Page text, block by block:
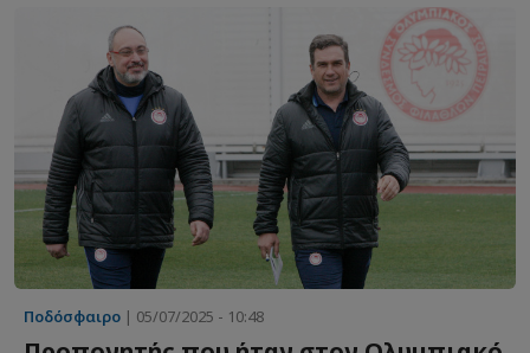
Ποδόσφαιρο | 05/07/2025 - 10:48